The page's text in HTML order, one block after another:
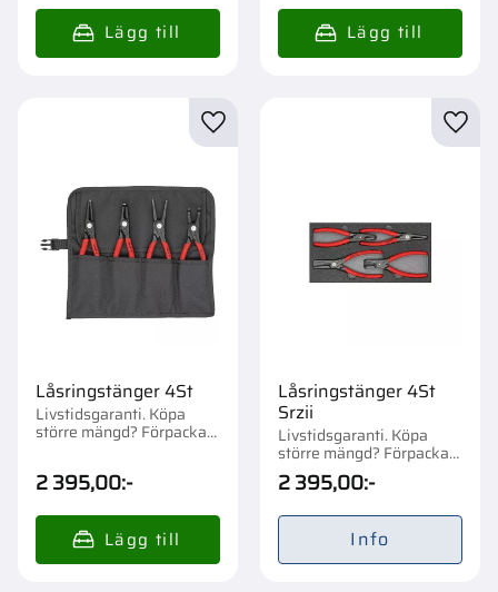
Låsringstänger 4St
Livstidsgaranti. Köpa
större mängd? Förpackad
2 395,00:-
Lägg till i favoriter
Låsringstänger 4St
Srzii
Livstidsgaranti. Köpa
större mängd? Förpackad
om 1 st.
2 395,00:-
Info